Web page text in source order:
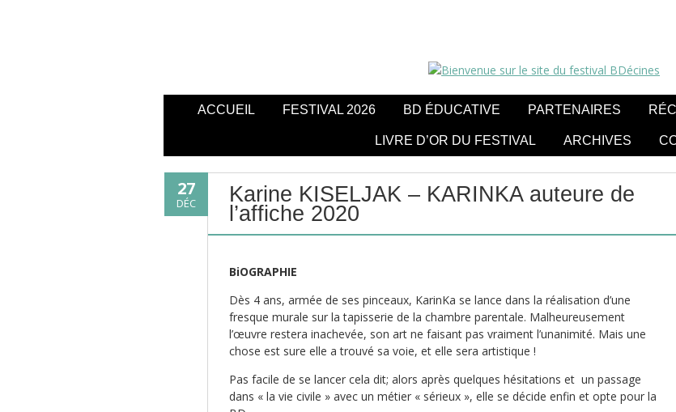
ACCUEIL FESTIVAL 2026 BD ÉDUCATIVE PARTENAIRES
LIVRE D’OR DU FESTIVAL ARCHIVES
27
DÉC
Karine KISELJAK – KARINKA auteure de
l’affiche 2020
BiOGRAPHIE
Dès 4 ans, armée de ses pinceaux, KarinKa se lance dans la réalisation d’une
fresque murale sur la tapisserie de la chambre parentale. Malheureusement
l’œuvre restera inachevée, son art ne faisant pas vraiment l’unanimité. Mais une
chose est sure elle a trouvé sa voie, et elle sera artistique !
Pas facile de se lancer cela dit; alors après quelques hésitations et un passage
dans « la vie civile » avec un métier « sérieux », elle se décide enfin et opte pour la